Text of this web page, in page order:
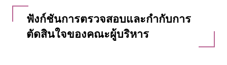
ฟังก์ชันการตรวจสอบและกำกับการ
ตัดสินใจของคณะผู้บริหาร